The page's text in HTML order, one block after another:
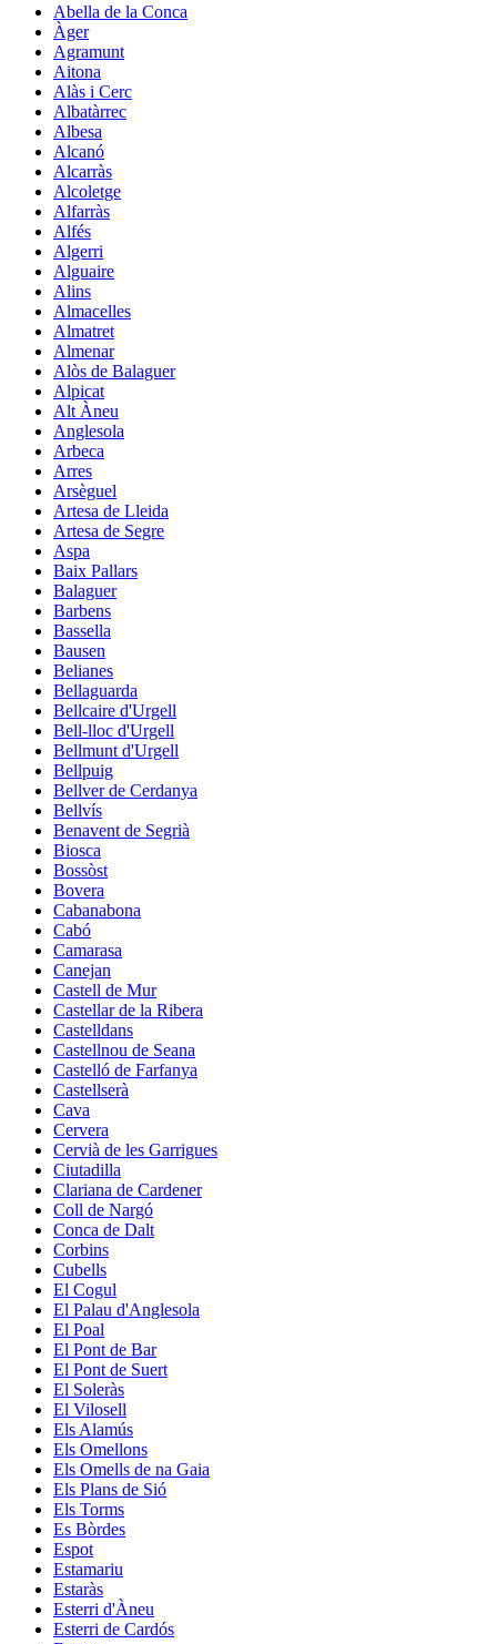
Abella de la Conca
Àger
Agramunt
Aitona
Alàs i Cerc
Albatàrrec
Albesa
Alcanó
Alcarràs
Alcoletge
Alfarràs
Alfés
Algerri
Alguaire
Alins
Almacelles
Almatret
Almenar
Alòs de Balaguer
Alpicat
Alt Àneu
Anglesola
Arbeca
Arres
Arsèguel
Artesa de Lleida
Artesa de Segre
Aspa
Baix Pallars
Balaguer
Barbens
Bassella
Bausen
Belianes
Bellaguarda
Bellcaire d'Urgell
Bell-lloc d'Urgell
Bellmunt d'Urgell
Bellpuig
Bellver de Cerdanya
Bellvís
Benavent de Segrià
Biosca
Bossòst
Bovera
Cabanabona
Cabó
Camarasa
Canejan
Castell de Mur
Castellar de la Ribera
Castelldans
Castellnou de Seana
Castelló de Farfanya
Castellserà
Cava
Cervera
Cervià de les Garrigues
Ciutadilla
Clariana de Cardener
Coll de Nargó
Conca de Dalt
Corbins
Cubells
El Cogul
El Palau d'Anglesola
El Poal
El Pont de Bar
El Pont de Suert
El Soleràs
El Vilosell
Els Alamús
Els Omellons
Els Omells de na Gaia
Els Plans de Sió
Els Torms
Es Bòrdes
Espot
Estamariu
Estaràs
Esterri d'Àneu
Esterri de Cardós